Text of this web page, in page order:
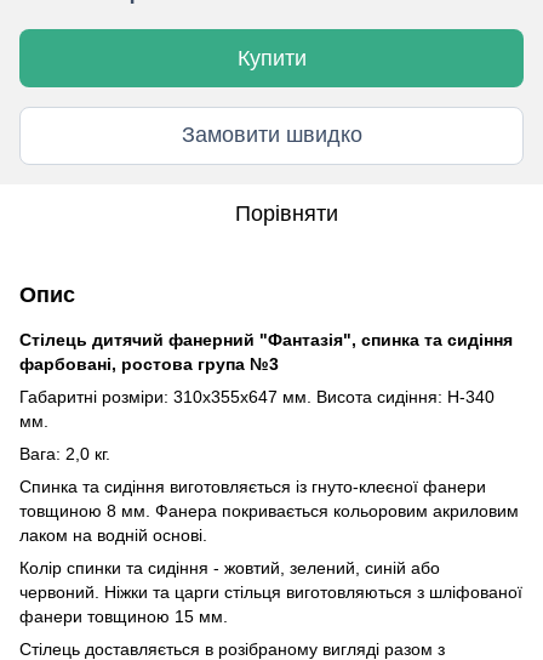
Купити
Замовити швидко
Порівняти
Опис
Стілець дитячий фанерний "Фантазія", спинка та сидіння
фарбовані, ростова група №3
Габаритні розміри: 310х355х647 мм. Висота сидіння: Н-340
мм.
Вага: 2,0 кг.
Спинка та сидіння виготовляється із гнуто-клеєної фанери
товщиною 8 мм. Фанера покривається кольоровим акриловим
лаком на водній основі.
Колір спинки та сидіння - жовтий, зелений, синій або
червоний. Ніжки та царги стільця виготовляються з шліфованої
фанери товщиною 15 мм.
Стілець доставляється в розібраному вигляді разом з